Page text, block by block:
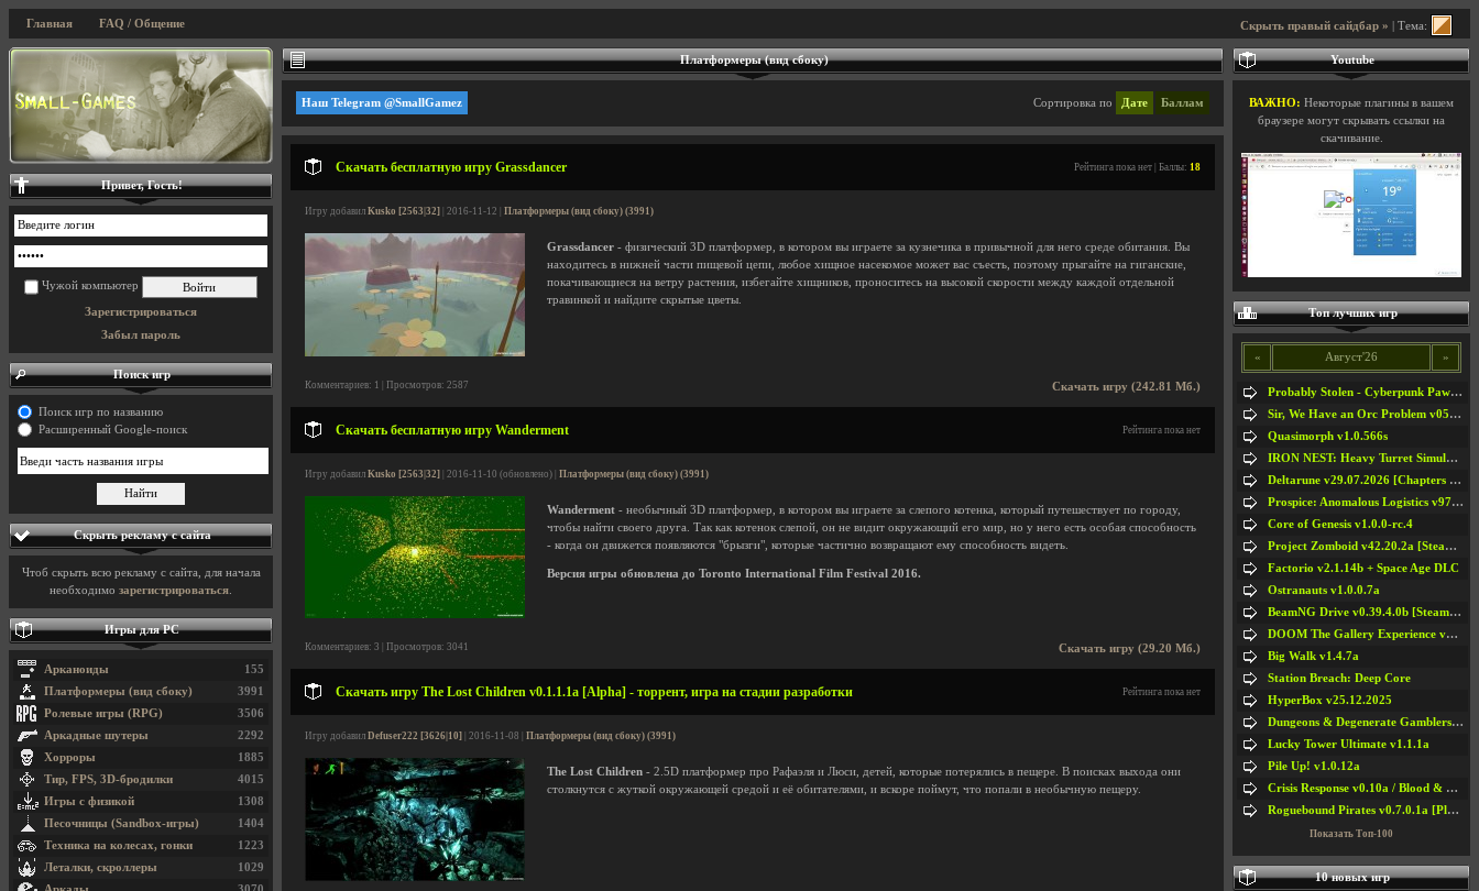
Скрыть правый сайдбар » | Тема:
Главная FAQ / Общение
Платформеры (вид сбоку)
Сортировка по Дате Баллам
Наш Telegram @SmallGamez
Скачать бесплатную игру Grassdancer Рейтинга пока нет | Баллы: 18
Игру добавил Kusko [2563|32] | 2016-11-12 | Платформеры (вид сбоку) (3991)
Grassdancer - физический 3D платформер, в котором вы играете за кузнечика в привычной для него среде обитания. Вы
находитесь в нижней части пищевой цепи, любое хищное насекомое может вас съесть, поэтому прыгайте на гиганские,
покачивающиеся на ветру растения, избегайте хищников, проноситесь на высокой скорости между каждой отдельной
травинкой и найдите скрытые цветы.
Скачать игру (242.81 Мб.)
Комментариев: 1 | Просмотров: 2587
Скачать бесплатную игру Wanderment Рейтинга пока нет
Игру добавил Kusko [2563|32] | 2016-11-10 (обновлено) | Платформеры (вид сбоку) (3991)
Wanderment - необычный 3D платформер, в котором вы играете за слепого котенка, который путешествует по городу,
чтобы найти своего друга. Так как котенок слепой, он не видит окружающий его мир, но у него есть особая способность
- когда он движется появляются "брызги", которые частично возвращают ему способность видеть.
Версия игры обновлена до Toronto International Film Festival 2016.
Скачать игру (29.20 Мб.)
Комментариев: 3 | Просмотров: 3041
Скачать игру The Lost Children v0.1.1.1a [Alpha] - торрент, игра на стадии разработки Рейтинга пока нет
Игру добавил Defuser222 [3626|10] | 2016-11-08 | Платформеры (вид сбоку) (3991)
The Lost Children - 2.5D платформер про Рафаэля и Люси, детей, которые потерялись в пещере. В поисках выхода они
столкнутся с жуткой окружающей средой и её обитателями, и вскоре поймут, что попали в необычную пещеру.
Привет, Гость!
Чужой компьютер
Зарегистрироваться
Забыл пароль
Поиск игр
Поиск игр по названию
Расширенный Google-поиск
Скрыть рекламу с сайта
Чтоб скрыть всю рекламу с сайта, для начала
необходимо зарегистрироваться
Игры для PC
155
Арканоиды
3991
Платформеры (вид сбоку)
3506
Ролевые игры (RPG)
2292
Аркадные шутеры
1885
Хорроры
4015
Тир, FPS, 3D-бродилки
1308
Игры с физикой
1404
Песочницы (Sandbox-игры)
1223
Техника на колесах, гонки
1029
Леталки, скроллеры
Youtube
ВАЖНО: Некоторые плагины в вашем
браузере могут скрывать ссылки на
скачивание.
Топ лучших игр
« Август'26 »
Probably Stolen - Cyberpunk Pawnshop Simulator v048c [Playtest]
Sir, We Have an Orc Problem v05.08.2026
Quasimorph v1.0.566s
IRON NEST: Heavy Turret Simulator v1.0a
Deltarune v29.07.2026 [Chapters 1-5] / + RUS [Chapters 1-5]
Prospice: Anomalous Logistics v97 [Playtest]
Core of Genesis v1.0.0-rc.4
Project Zomboid v42.20.2a [Steam Early Access]
Factorio v2.1.14b + Space Age DLC
Ostranauts v1.0.0.7a
BeamNG Drive v0.39.4.0b [Steam Early Access]
DOOM The Gallery Experience v1.4.2
Big Walk v1.4.7a
Station Breach: Deep Core
HyperBox v25.12.2025
Dungeons & Degenerate Gamblers v2.0.2a
Lucky Tower Ultimate v1.1.1a
Pile Up! v1.0.12a
Crisis Response v0.10a / Blood & Bullet
Roguebound Pirates v0.7.0.1a [Playtest]
Показать Топ-100
10 новых игр